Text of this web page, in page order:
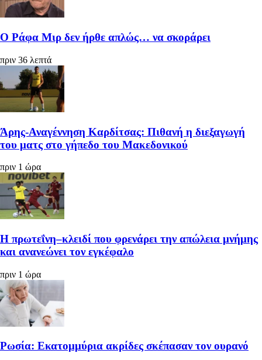
Ο Ράφα Μιρ δεν ήρθε απλώς… να σκοράρει
πριν 36 λεπτά
Άρης-Αναγέννηση Καρδίτσας: Πιθανή η διεξαγωγή
του ματς στο γήπεδο του Μακεδονικού
πριν 1 ώρα
Η πρωτεΐνη–κλειδί που φρενάρει την απώλεια μνήμης
και ανανεώνει τον εγκέφαλο
πριν 1 ώρα
Ρωσία: Εκατομμύρια ακρίδες σκέπασαν τον ουρανό